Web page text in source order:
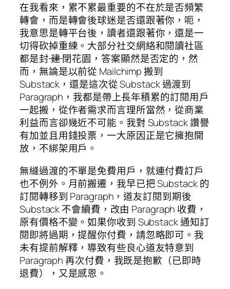
在我看來，累不累最重要的不在於是否頻繁
轉會，而是轉會後球迷是否還跟著你，呃，
我意思是轉平台後，讀者還跟著你，還是一
切得砍掉重練。大部分社交網絡和閱讀社區
都是封建閉花園，答案顯然是否定的，然
而，無論是以前從 Mailchimp 搬到
Substack，還是這次從 Substack 過渡到
Paragraph，我都是帶上長年積累的訂閱用戶
一起搬，從作者需求而言理所當然，從商業
利益而言卻幾近不可能。我對 Substack 讚譽
有加並且用錢投票，一大原因正是它擁抱開
放，不綁架用戶。
無縫過渡的不單是免費用戶，就連付費訂戶
也不例外。月前搬遷，我早已把 Substack 的
訂閱轉移到 Paragraph，道友訂閱到期後
Substack 不會續費，改由 Paragraph 收費，
原有價格不變。如果你收到 Substack 通知訂
閱即將過期，提醒你付費，請忽略即可。我
未有提前解釋，導致有些良心道友特意到
Paragraph 再次付費，我既是抱歉（已即時
退費），又是感恩。